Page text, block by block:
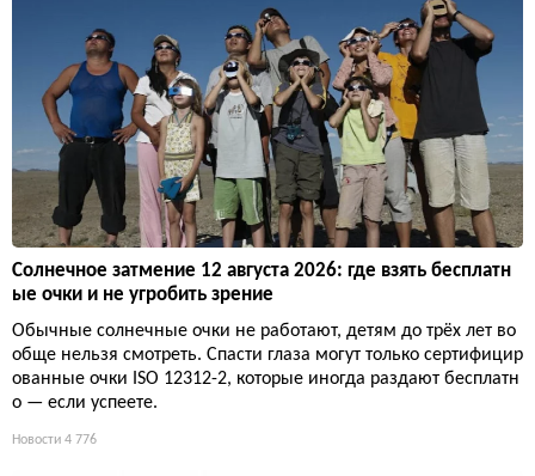
Солнечное затмение 12 августа 2026: где взять бесплатн
ые очки и не угробить зрение
Обычные солнечные очки не работают, детям до трёх лет во
обще нельзя смотреть. Спасти глаза могут только сертифицир
ованные очки ISO 12312-2, которые иногда раздают бесплатн
о — если успеете.
Новости 4 776